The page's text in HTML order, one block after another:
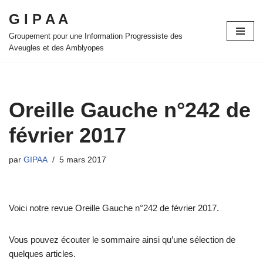
Aller
au
G I P A A
Groupement pour une Information Progressiste des
Aveugles et des Amblyopes
Oreille Gauche n°242 de
février 2017
par GIPAA 5 mars 2017
Voici notre revue Oreille Gauche n°242 de février 2017.
Vous pouvez écouter le sommaire ainsi qu’une sélection de
quelques articles.